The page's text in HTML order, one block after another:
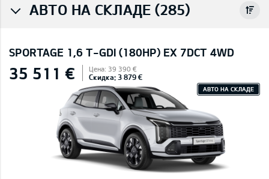
АВТО НА СКЛАДЕ (285)
SPORTAGE 1,6 T-GDI (180HP) EX 7DCT 4WD
35 511 € Цена: 39 390 €
Скидка: 3 879 €
АВТО НА СКЛАДЕ